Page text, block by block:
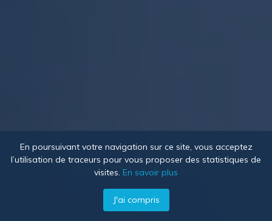
En poursuivant votre navigation sur ce site, vous acceptez
l’utilisation de traceurs pour vous proposer des statistiques de
visites. En savoir plus
J'ai compris